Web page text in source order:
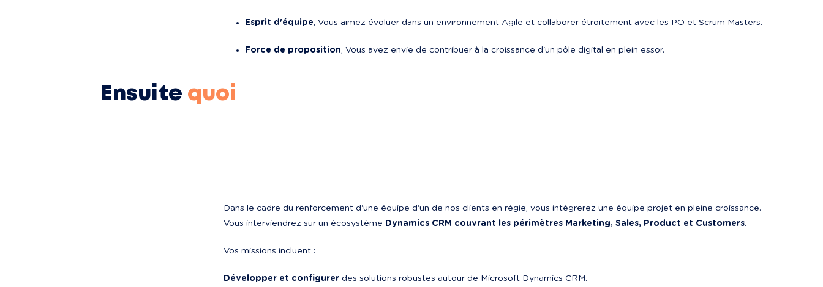
Esprit d'équipe, Vous aimez évoluer dans un environnement Agile et collaborer étroitement avec les PO et Scrum Masters.
Force de proposition, Vous avez envie de contribuer à la croissance d'un pôle digital en plein essor.
Ensuite quoi
Dans le cadre du renforcement d'une équipe d'un de nos clients en régie, vous intégrerez une équipe projet en pleine croissance.
Vous interviendrez sur un écosystème Dynamics CRM couvrant les périmètres Marketing, Sales, Product et Customers.
Vos missions incluent :
Développer et configurer des solutions robustes autour de Microsoft Dynamics CRM.